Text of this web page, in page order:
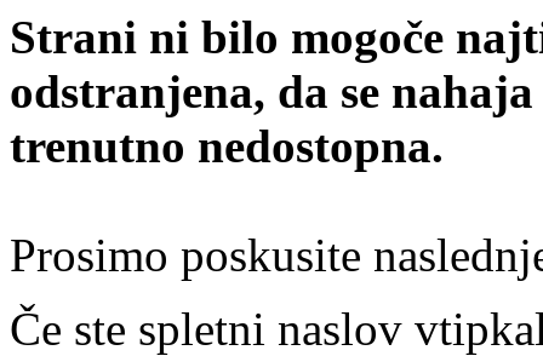
Strani ni bilo mogoče
odstranjena, da se
trenutno nedostopna.
Prosimo poskusite
Če ste spletni naslov